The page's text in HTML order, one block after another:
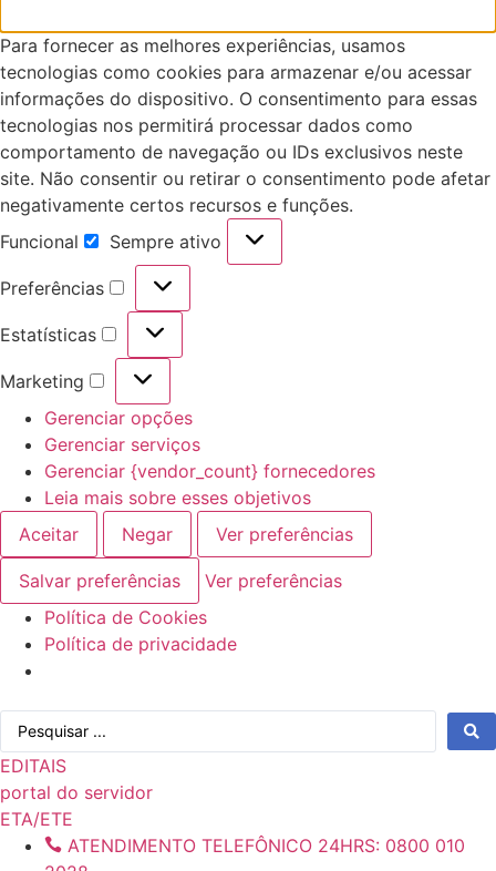
Para fornecer as melhores experiências, usamos
tecnologias como cookies para armazenar e/ou acessar
informações do dispositivo. O consentimento para essas
tecnologias nos permitirá processar dados como
comportamento de navegação ou IDs exclusivos neste
site. Não consentir ou retirar o consentimento pode afetar
negativamente certos recursos e funções.
Funcional
Funcional
Sempre ativo
Preferências
Preferências
Estatísticas
Estatísticas
Marketing
Marketing
Gerenciar opções
Gerenciar serviços
Gerenciar {vendor_count} fornecedores
Leia mais sobre esses objetivos
Aceitar
Negar Ver preferências
Salvar preferências
Ver preferências
Política de Cookies
Política de privacidade
para
o
conteúdo
Pesquisar
EDITAIS
portal do servidor
ETA/ETE
ATENDIMENTO TELEFÔNICO 24HRS: 0800 010